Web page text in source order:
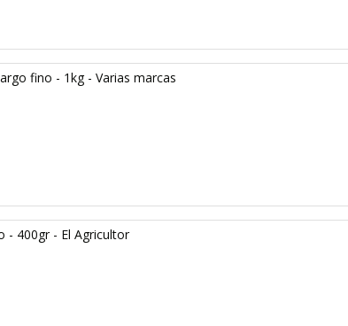
fino - 1kg - Varias marcas
- 400gr - El Agricultor